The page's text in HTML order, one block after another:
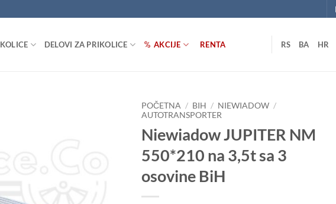
DELOVI ZA PRIKOLICE AKCIJE RENTA RS BA HR
POČETNA / BIH / NIEWIADOW /
AUTOTRANSPORTER
Niewiadow JUPITER NM
550*210 na 3,5t sa 3
osovine BiH